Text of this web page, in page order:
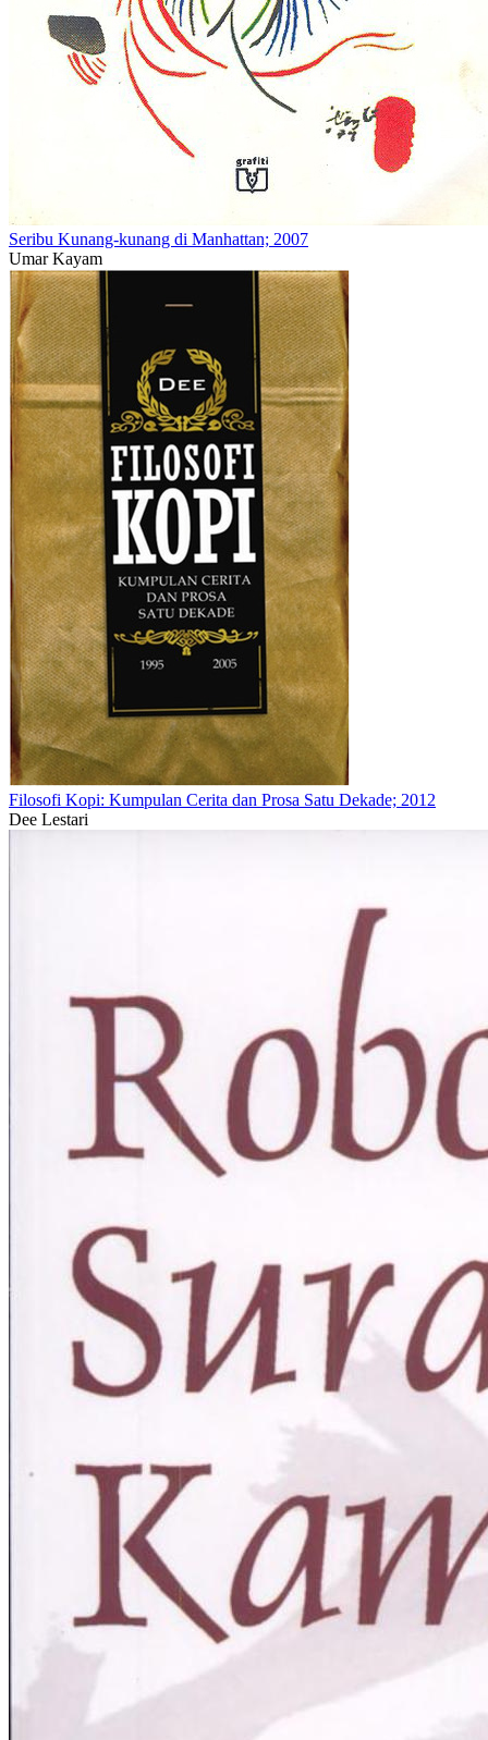
Seribu Kunang-kunang di Manhattan; 2007
Umar Kayam
Filosofi Kopi: Kumpulan Cerita dan Prosa Satu Dekade; 2012
Dee Lestari